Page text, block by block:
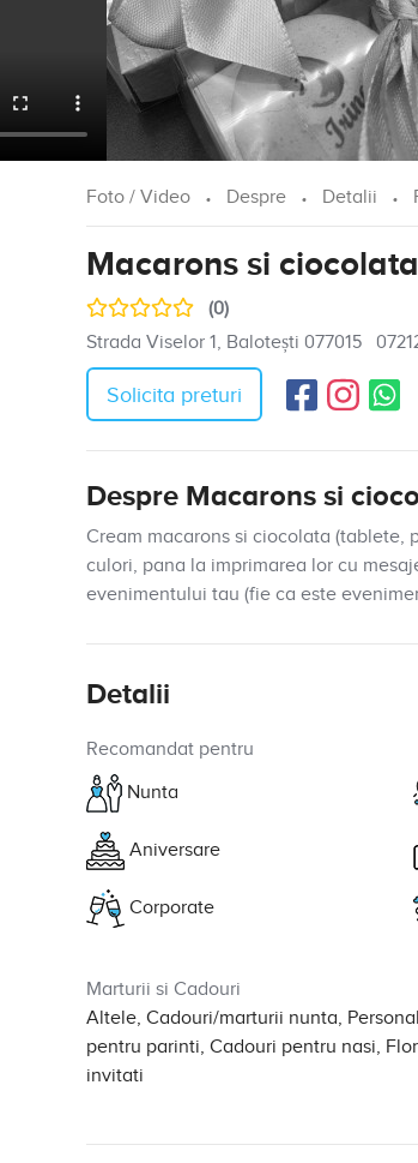
Foto / Video Despre Detalii
Macarons si
(0)
Strada Viselor 1, Balotești 077015
Solicita preturi
Despre Macarons si
Cream macarons si ciocolata (tablete,
culori, pana la imprimarea lor cu
evenimentului tau (fie ca este
Detalii
Recomandat pentru
Nunta
Aniversare
Corporate
Marturii si Cadouri
Altele, Cadouri/marturii nunta,
pentru parinti, Cadouri pentru nasi,
invitati